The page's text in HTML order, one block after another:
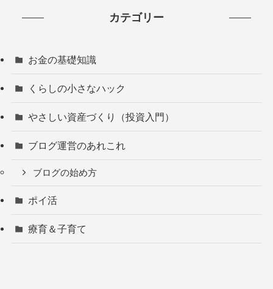
カテゴリー
お金の基礎知識
くらしの小さなハック
やさしい資産づくり（投資入門）
ブログ運営のあれこれ
ブログの始め方
ポイ活
療育＆子育て